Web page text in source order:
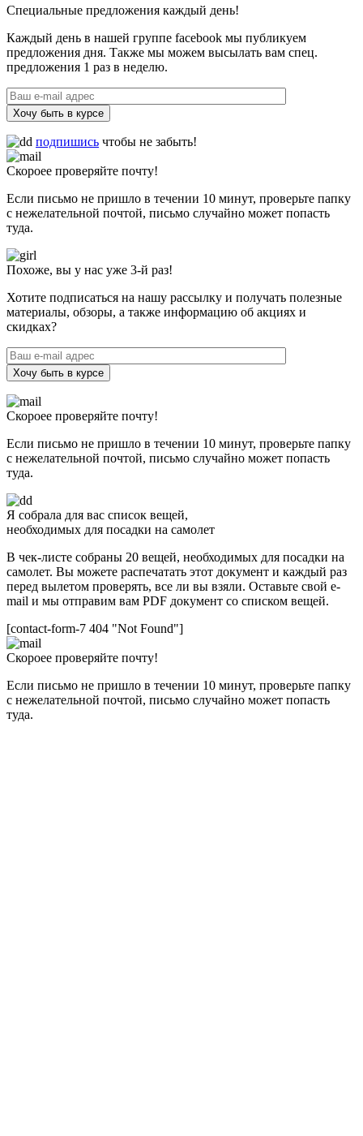
Специальные предложения каждый день!
Каждый день в нашей группе facebook мы публикуем
предложения дня. Также мы можем высылать вам спец.
предложения 1 раз в неделю.
Хочу быть в курсе
подпишись чтобы не забыть!
Скороее проверяйте почту!
Если письмо не пришло в течении 10 минут, проверьте папку
с нежелательной почтой, письмо случайно может попасть
туда.
Похоже, вы у нас уже 3-й раз!
Хотите подписаться на нашу рассылку и получать полезные
материалы, обзоры, а также информацию об акциях и
скидках?
Хочу быть в курсе
Скороее проверяйте почту!
Если письмо не пришло в течении 10 минут, проверьте папку
с нежелательной почтой, письмо случайно может попасть
туда.
Я собрала для вас список вещей,
необходимых для посадки на самолет
В чек-листе собраны 20 вещей, необходимых для посадки на
самолет. Вы можете распечатать этот документ и каждый раз
перед вылетом проверять, все ли вы взяли. Оставьте свой e-
mail и мы отправим вам PDF документ со списком вещей.
[contact-form-7 404 "Not Found"]
Скороее проверяйте почту!
Если письмо не пришло в течении 10 минут, проверьте папку
с нежелательной почтой, письмо случайно может попасть
туда.